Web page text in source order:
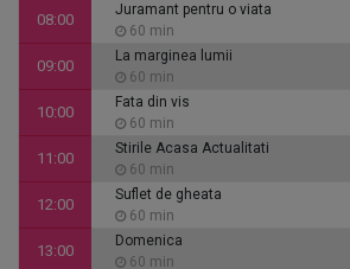
08:00
Juramant pentru o viata
60 min
09:00
La marginea lumii
60 min
10:00
Fata din vis
60 min
11:00
Stirile Acasa Actualitati
60 min
12:00
Suflet de gheata
60 min
13:00
Domenica
60 min